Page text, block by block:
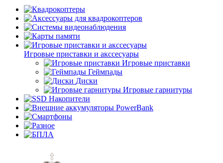
Игровые приставки и акссесуары
Игровые приставки
Геймпады
Диски
Игровые гарнитуры